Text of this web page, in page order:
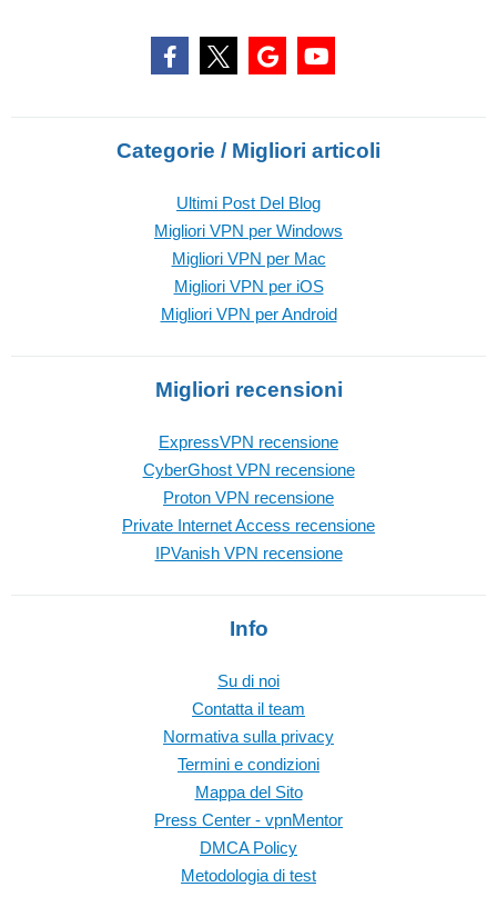
Categorie / Migliori articoli
Ultimi Post Del Blog
Migliori VPN per Windows
Migliori VPN per Mac
Migliori VPN per iOS
Migliori VPN per Android
Migliori recensioni
ExpressVPN recensione
CyberGhost VPN recensione
Proton VPN recensione
Private Internet Access recensione
IPVanish VPN recensione
Info
Su di noi
Contatta il team
Normativa sulla privacy
Termini e condizioni
Mappa del Sito
Press Center - vpnMentor
DMCA Policy
Metodologia di test